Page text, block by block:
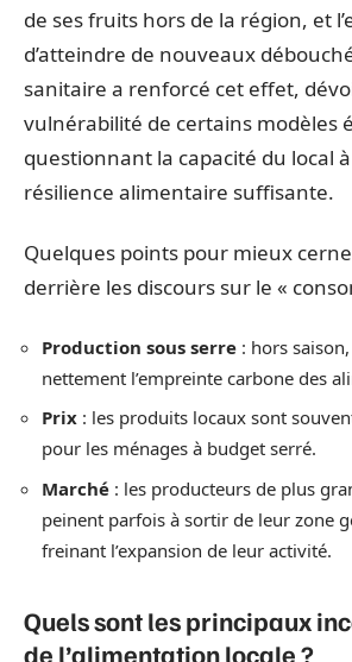
de ses fruits hors de la région, et
d’atteindre de nouveaux
sanitaire a renforcé cet effet,
vulnérabilité de certains modèles
questionnant la capacité du local
résilience alimentaire suffisante.
Quelques points pour mieux
derrière les discours sur le «
Production sous serre : hors
nettement l’empreinte carbone des
Prix : les produits locaux sont
pour les ménages à budget serré.
Marché : les producteurs de plus
peinent parfois à sortir de leur zone
freinant l’expansion de leur activité.
Quels sont les principaux
de l’alimentation locale ?